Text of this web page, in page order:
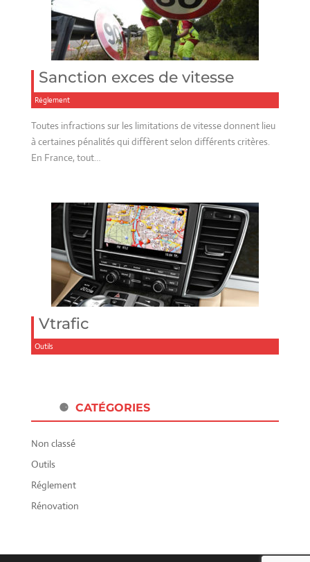
Sanction exces de vitesse
Réglement
Toutes infractions sur les limitations de vitesse donnent lieu
à certaines pénalités qui diffèrent selon différents critères.
En France, tout…
Vtrafic
Outils
CATÉGORIES
Non classé
Outils
Réglement
Rénovation